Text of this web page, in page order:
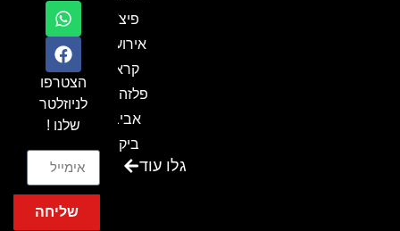
פיצ'ר
אירועים
קראון
פלזה תל
אביב-
ביקור
בכנסגלו עוד
הצטרפו
לניוזלטר
שלנו !
שליחה